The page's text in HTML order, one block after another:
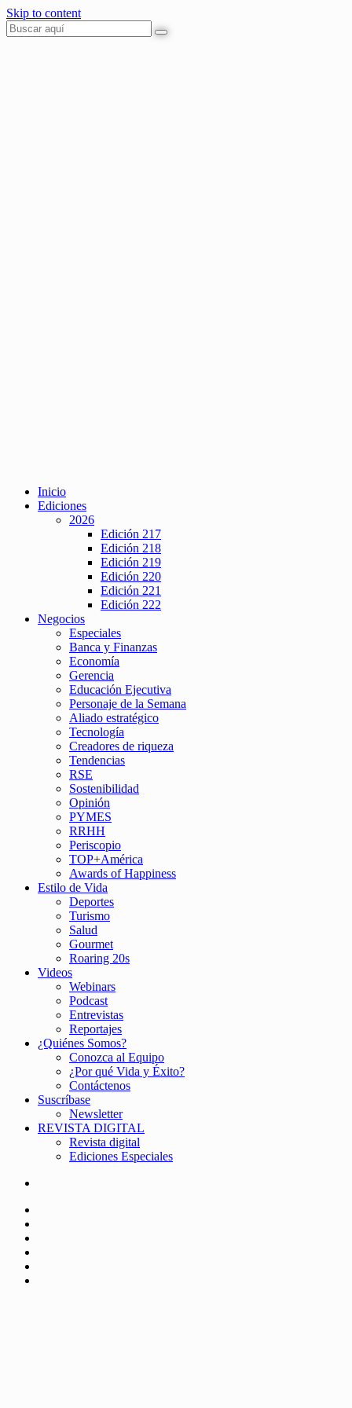
Skip to content
Inicio
Ediciones
2026
Edición 217
Edición 218
Edición 219
Edición 220
Edición 221
Edición 222
Negocios
Especiales
Banca y Finanzas
Economía
Gerencia
Educación Ejecutiva
Personaje de la Semana
Aliado estratégico
Tecnología
Creadores de riqueza
Tendencias
RSE
Sostenibilidad
Opinión
PYMES
RRHH
Periscopio
TOP+América
Awards of Happiness
Estilo de Vida
Deportes
Turismo
Salud
Gourmet
Roaring 20s
Videos
Webinars
Podcast
Entrevistas
Reportajes
¿Quiénes Somos?
Conozca al Equipo
¿Por qué Vida y Éxito?
Contáctenos
Suscríbase
Newsletter
REVISTA DIGITAL
Revista digital
Ediciones Especiales